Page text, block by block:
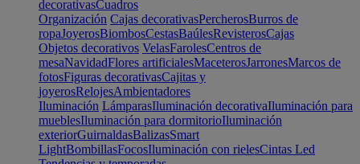
decorativasCuadros
Organización Cajas decorativasPercherosBurros de
ropaJoyerosBiombosCestasBaúlesRevisterosCajas
Objetos decorativos VelasFarolesCentros de
mesaNavidadFlores artificialesMaceterosJarronesMarcos de
fotosFiguras decorativasCajitas y
joyerosRelojesAmbientadores
Iluminación LámparasIluminación decorativaIluminación para
mueblesIluminación para dormitorioIluminación
exteriorGuirnaldasBalizasSmart
LightBombillasFocosIluminación con rielesCintas Led